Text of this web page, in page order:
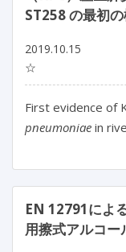
ST258 の最初
2019.10.15
☆
First evidence of
pneumoniae in
EN 12791によ
用擦式アルコー